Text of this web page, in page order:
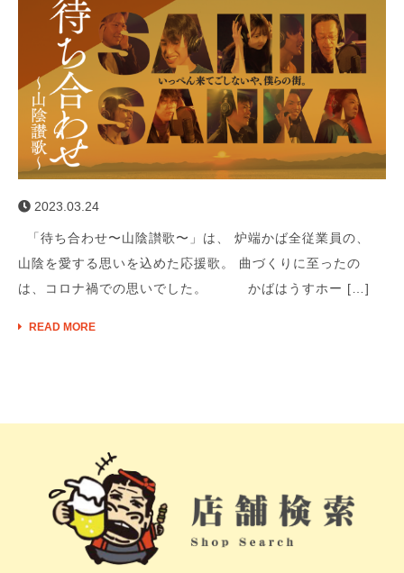
2023.03.24
「待ち合わせ〜山陰讃歌〜」は、 炉端かば全従業員の、
山陰を愛する思いを込めた応援歌。 曲づくりに至ったの
は、コロナ禍での思いでした。 かばはうすホー […]
READ MORE